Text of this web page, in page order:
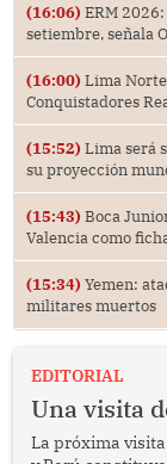
(16:06) ERM
setiembre, señala
(16:00) Lima
Conquistadores
(15:52) Lima será
su proyección
(15:43) Boca
Valencia como
(15:34) Yemen:
militares muertos
EDITORIAL
Una visita
La próxima